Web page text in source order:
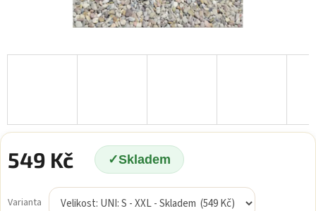
549 Kč Skladem
cena:
Varianta